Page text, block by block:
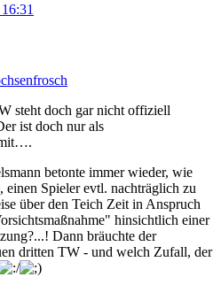
steht doch gar nicht offiziell
ist doch nur als
betonte immer wieder, wie
einen Spieler evtl. nachträglich zu
über den Teich Zeit in Anspruch
hinsichtlich einer
Dann bräuchte der
dritten TW - und welch Zufall, der